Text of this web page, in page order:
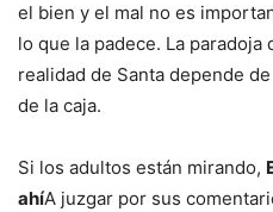
el bien y el mal no es
lo que la padece. La paradoja
realidad de Santa depende
de la caja.
Si los adultos están mirando,
ahíA juzgar por sus